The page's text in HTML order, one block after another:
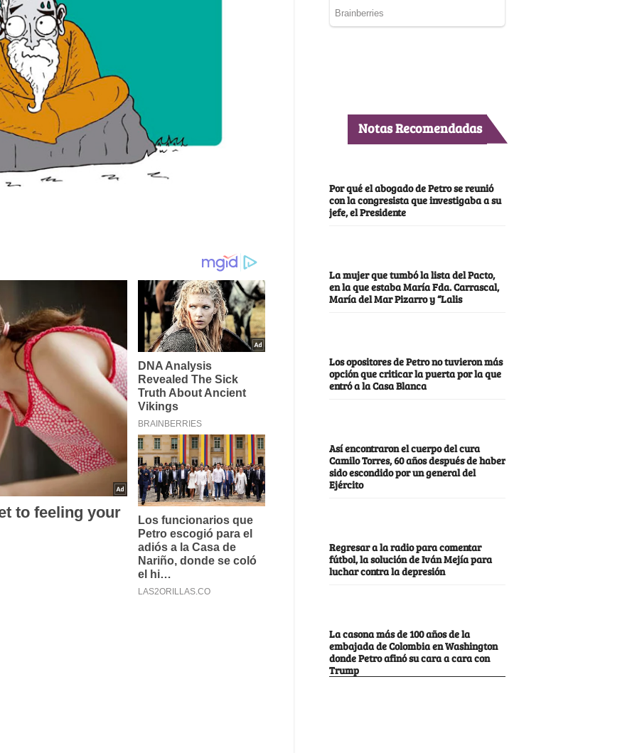
Notas Recomendadas
Por qué el abogado de Petro se reunió
con la congresista que investigaba a su
jefe, el Presidente
La mujer que tumbó la lista del Pacto,
en la que estaba María Fda. Carrascal,
María del Mar Pizarro y “Lalis
Los opositores de Petro no tuvieron más
opción que criticar la puerta por la que
entró a la Casa Blanca
Así encontraron el cuerpo del cura
Camilo Torres, 60 años después de haber
sido escondido por un general del
Ejército
Regresar a la radio para comentar
fútbol, la solución de Iván Mejía para
luchar contra la depresión
La casona más de 100 años de la
embajada de Colombia en Washington
donde Petro afinó su cara a cara con
Trump